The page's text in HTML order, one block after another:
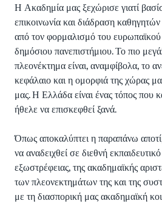
Η Ακαδημία μας ξεχώρισε γιατί
επικοινωνία και διάδραση
από τον φορμαλισμό του
δημόσιου πανεπιστήμιου. Το πιο
πλεονέκτημα είναι, αναμφίβολα, το
κεφάλαιο και η ομορφιά της χώρας
μας. Η Ελλάδα είναι ένας τόπος που
ήθελε να επισκεφθεί ξανά.
Όπως αποκαλύπτει η παραπάνω
να αναδειχθεί σε διεθνή
εξωστρέφειας, της ακαδημαϊκής
των πλεονεκτημάτων της και της
με τη διασπορική μας ακαδημαϊκή